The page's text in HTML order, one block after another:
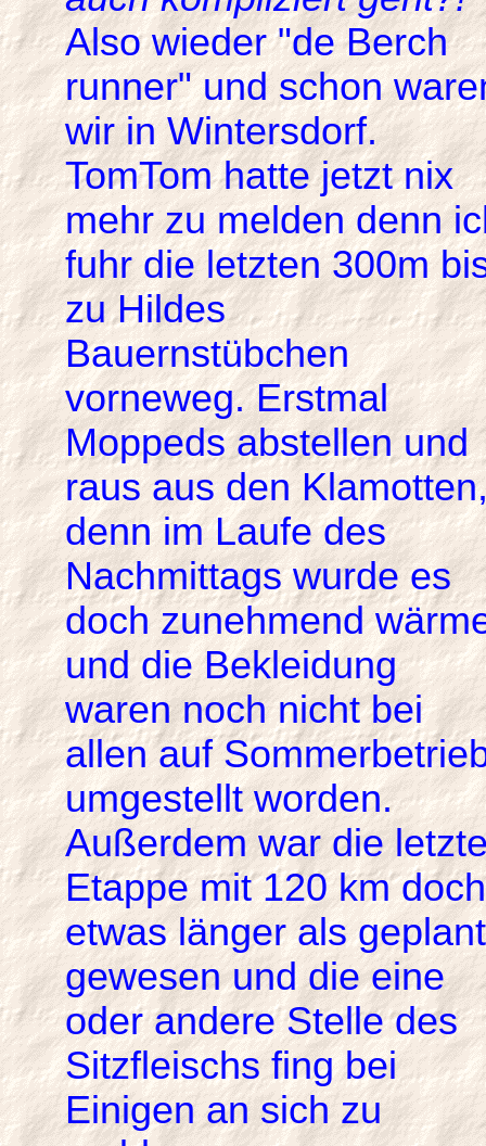
Also wieder "de Berch
runner" und schon
wir in Wintersdorf.
TomTom hatte jetzt nix
mehr zu melden denn
fuhr die letzten 300m
zu Hildes
Bauernstübchen
vorneweg. Erstmal
Moppeds abstellen und
raus aus den
denn im Laufe des
Nachmittags wurde es
doch zunehmend
und die Bekleidung
waren noch nicht bei
allen auf
umgestellt worden.
Außerdem war die
Etappe mit 120 km doch
etwas länger als geplant
gewesen und die eine
oder andere Stelle des
Sitzfleischs fing bei
Einigen an sich zu